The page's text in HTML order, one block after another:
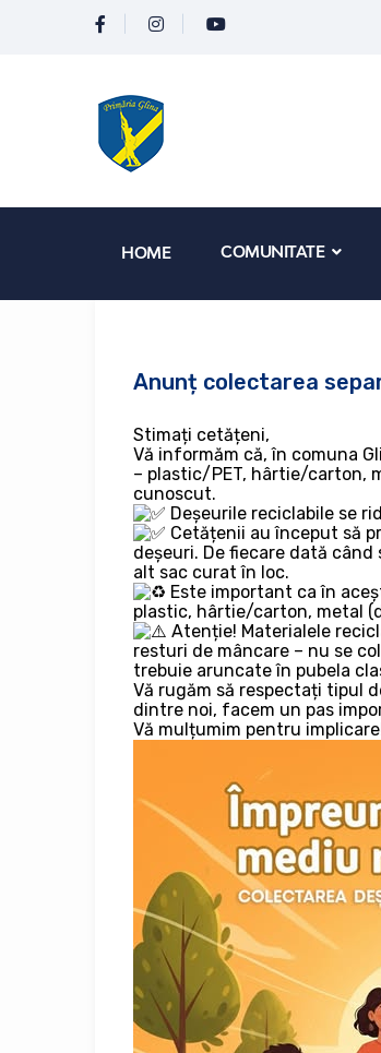
HOME COMUNITATE
Anunț colectarea
Stimați cetățeni,
Vă informăm că, în comuna
– plastic/PET, hârtie/carton,
cunoscut.
Deșeurile reciclabile se
Cetățenii au început să
deșeuri. De fiecare dată
alt sac curat în loc.
Este important ca în
plastic, hârtie/carton, metal
Atenție! Materialele
resturi de mâncare – nu se
trebuie aruncate în pubela
Vă rugăm să respectați tipul
dintre noi, facem un pas
Vă mulțumim pentru